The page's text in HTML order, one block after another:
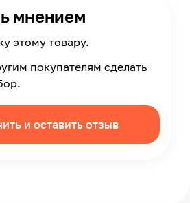
мнением
этому товару.
покупателям сделать
и оставить отзыв